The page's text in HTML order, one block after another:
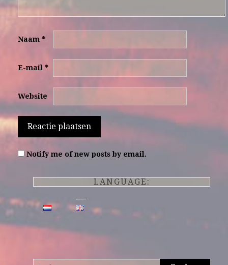
Naam *
E-mail *
Website
Notify me of new posts by email.
LANGUAGE:
Zoeken